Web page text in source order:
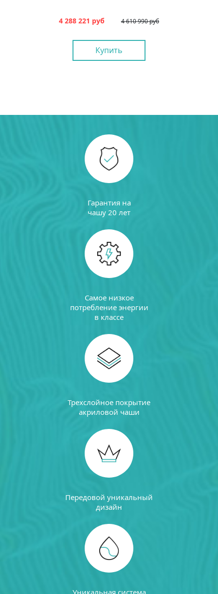
4 610 990 руб
4 288 221 руб
Купить
Гарантия на
чашу 20 лет
Самое низкое
потребление энергии
в классе
Трехслойное покрытие
акриловой чаши
Передовой уникальный
дизайн
Уникальная система